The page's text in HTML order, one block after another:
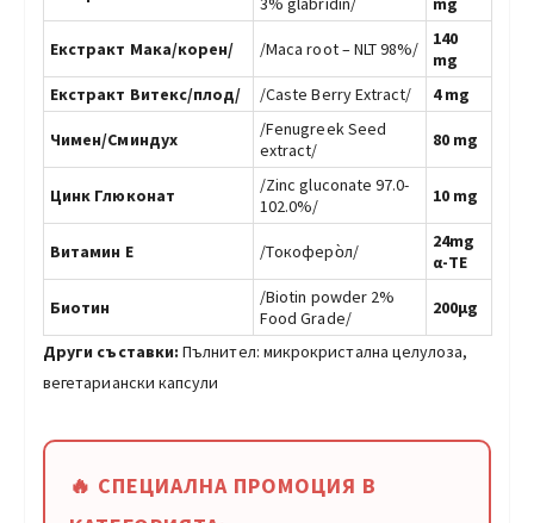
Екстракт Мака/корен/ /Maca root – NLT 98%/
140
mg
Екстракт Витекс/плод/
/Caste Berry Extract/ 4 mg
Чимен/Сминдух
/Fenugreek Seed
еxtract/
80 mg
Цинк Глюконат
/Zinc gluconate 97.0-
102.0%/
10 mg
Витамин Е /Tокоферо̀л/
24mg
α-ТЕ
Биотин
/Biotin powder 2%
Food Grade/
200µg
Други съставки:Пълнител: микрокристална целулоза,
вегетариански капсули
🔥 СПЕЦИАЛНА ПРОМОЦИЯ В